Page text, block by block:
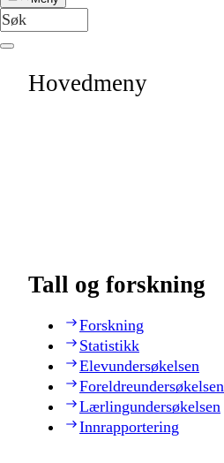
Hovedmeny
Tall og forskning
Forskning
Statistikk
Elevundersøkelsen
Lærlingundersøkelsen
Innrapportering